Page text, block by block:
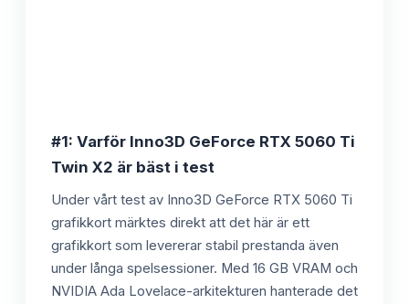
#1: Varför Inno3D GeForce RTX 5060 Ti
Twin X2 är bäst i test
Under vårt test av Inno3D GeForce RTX 5060 Ti
grafikkort märktes direkt att det här är ett
grafikkort som levererar stabil prestanda även
under långa spelsessioner. Med 16 GB VRAM och
NVIDIA Ada Lovelace-arkitekturen hanterade det